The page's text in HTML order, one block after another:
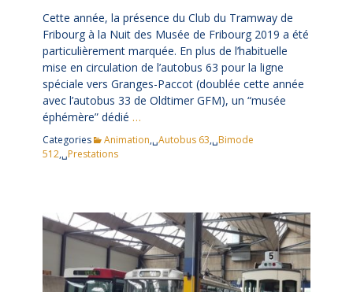
Cette année, la présence du Club du Tramway de
Fribourg à la Nuit des Musée de Fribourg 2019 a été
particulièrement marquée. En plus de l’habituelle
mise en circulation de l’autobus 63 pour la ligne
spéciale vers Granges-Paccot (doublée cette année
avec l’autobus 33 de Oldtimer GFM), un “musée
éphémère” dédié …
Categories Animation,␣Autobus 63,␣Bimode
512,␣Prestations